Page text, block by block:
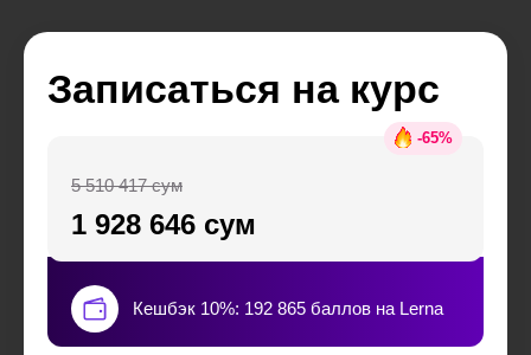
Записаться на курс
-65%
1 928 646 сум
5 510 417 сум
Кешбэк 10%: 192 865 баллов на Lerna